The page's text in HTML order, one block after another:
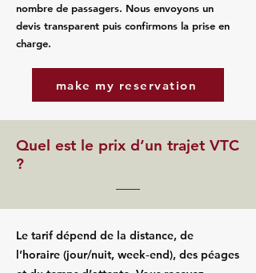
nombre de passagers. Nous envoyons un
devis transparent puis confirmons la prise en
charge.
make my reservation
Quel est le prix d’un trajet VTC
?
Le tarif dépend de la distance, de
l’horaire (jour/nuit, week‑end), des péages